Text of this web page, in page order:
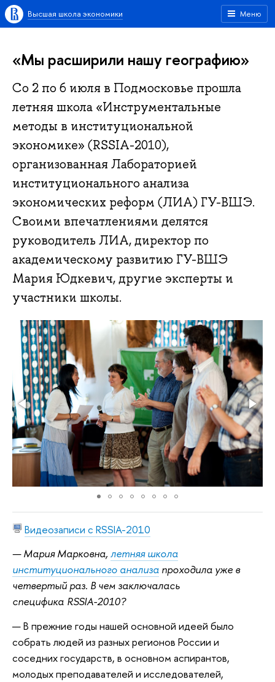
Меню
Высшая школа экономики
«Мы расширили нашу географию»
Со 2 по 6 июля в Подмосковье прошла
летняя школа «Инструментальные
методы в институциональной
экономике» (RSSIA-2010),
организованная Лабораторией
институционального анализа
экономических реформ (ЛИА) ГУ-ВШЭ.
Своими впечатлениями делятся
руководитель ЛИА, директор по
академическому развитию ГУ-ВШЭ
Мария Юдкевич, другие эксперты и
участники школы.
Видеозаписи с RSSIA-2010
— Мария Марковна,летняя школа
институционального анализа проходила уже в
четвертый раз. В чем заключалась
специфика RSSIA-2010?
— В прежние годы нашей основной идеей было
собрать людей из разных регионов России и
соседних государств, в основном аспирантов,
молодых преподавателей и исследователей,